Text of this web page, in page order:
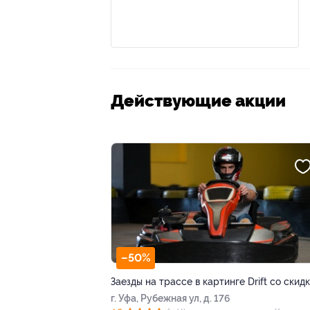
Действующие акции
–50%
Заезды на трассе в картинге Drift со
г. Уфа, Рубежная ул, д. 176